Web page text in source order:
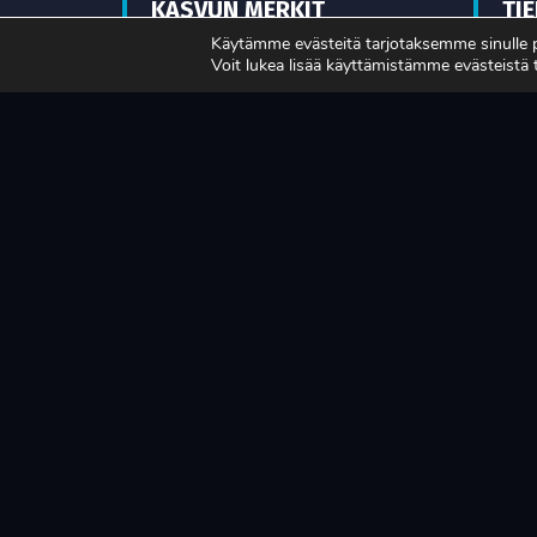
KASVUN MERKIT
VAHVISTUVAT
Käytämme evästeitä tarjotaksemme
Voit lukea lisää käyttämistämme